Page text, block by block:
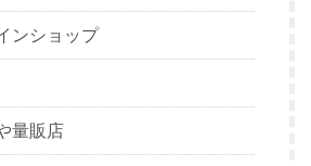
ンショップ
量販店